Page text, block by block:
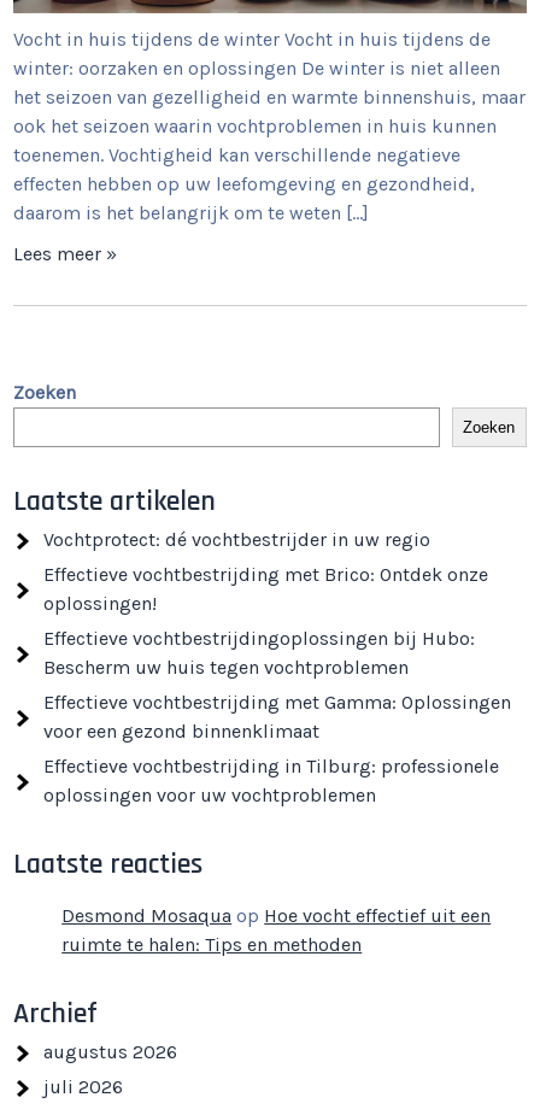
Vocht in huis tijdens de winter Vocht in huis tijdens de
winter: oorzaken en oplossingen De winter is niet alleen
het seizoen van gezelligheid en warmte binnenshuis, maar
ook het seizoen waarin vochtproblemen in huis kunnen
toenemen. Vochtigheid kan verschillende negatieve
effecten hebben op uw leefomgeving en gezondheid,
daarom is het belangrijk om te weten […]
Lees meer »
Zoeken
Zoeken
Laatste artikelen
Vochtprotect: dé vochtbestrijder in uw regio
Effectieve vochtbestrijding met Brico: Ontdek onze
oplossingen!
Effectieve vochtbestrijdingoplossingen bij Hubo:
Bescherm uw huis tegen vochtproblemen
Effectieve vochtbestrijding met Gamma: Oplossingen
voor een gezond binnenklimaat
Effectieve vochtbestrijding in Tilburg: professionele
oplossingen voor uw vochtproblemen
Laatste reacties
Desmond Mosaqua op Hoe vocht effectief uit een
ruimte te halen: Tips en methoden
Archief
augustus 2026
juli 2026